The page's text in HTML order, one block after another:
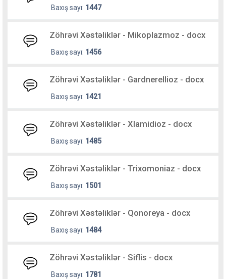
Baxış sayı: 1447
Zöhrəvi Xəstəliklər - Mikoplazmoz - docx
Baxış sayı: 1456
Zöhrəvi Xəstəliklər - Gardnerellioz - docx
Baxış sayı: 1421
Zöhrəvi Xəstəliklər - Xlamidioz - docx
Baxış sayı: 1485
Zöhrəvi Xəstəliklər - Trixomoniaz - docx
Baxış sayı: 1501
Zöhrəvi Xəstəliklər - Qonoreya - docx
Baxış sayı: 1484
Zöhrəvi Xəstəliklər - Siflis - docx
Baxış sayı: 1781